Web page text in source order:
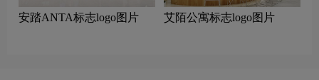
安踏ANTA标志logo图片 艾陌公寓标志logo图片